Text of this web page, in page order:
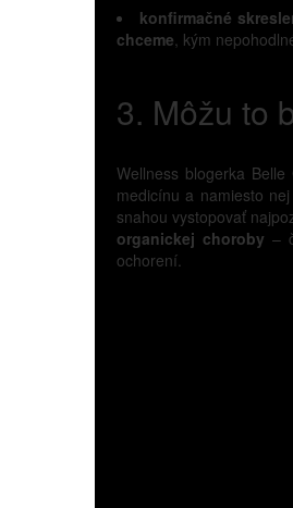
konfirmačné
chceme, kým
3. Môžu to
Wellness blogerka
medicínu a namiesto
snahou vystopovať
organickej choroby –
ochorení.